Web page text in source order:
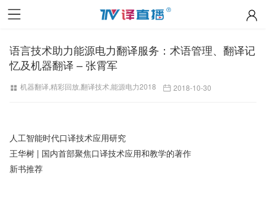
语言技术助力能源电力翻译服务：术语管理、翻译记
忆及机器翻译 – 张霄军
机器翻译 精彩回放,翻译技术,能源电力2018 2018-10-30
人工智能时代口译技术应用研究
王华树 | 国内首部聚焦口译技术应用和教学的著作
新书推荐